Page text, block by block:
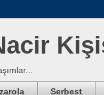
Serbest